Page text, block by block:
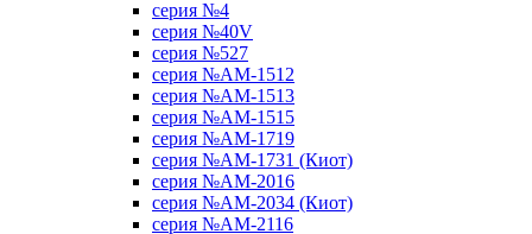
серия №4
серия №40V
серия №527
серия №AM-1512
серия №AM-1513
серия №AM-1515
серия №AM-1719
серия №AM-1731 (Киот)
серия №AM-2016
серия №AM-2034 (Киот)
серия №AM-2116